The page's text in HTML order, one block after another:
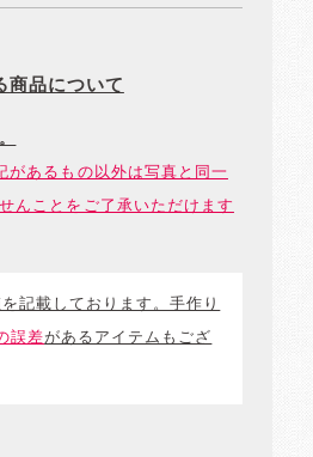
商品について
あるもの以外は写真と同一
んことをご了承いただけます
記載しております。手作り
誤差があるアイテムもござ